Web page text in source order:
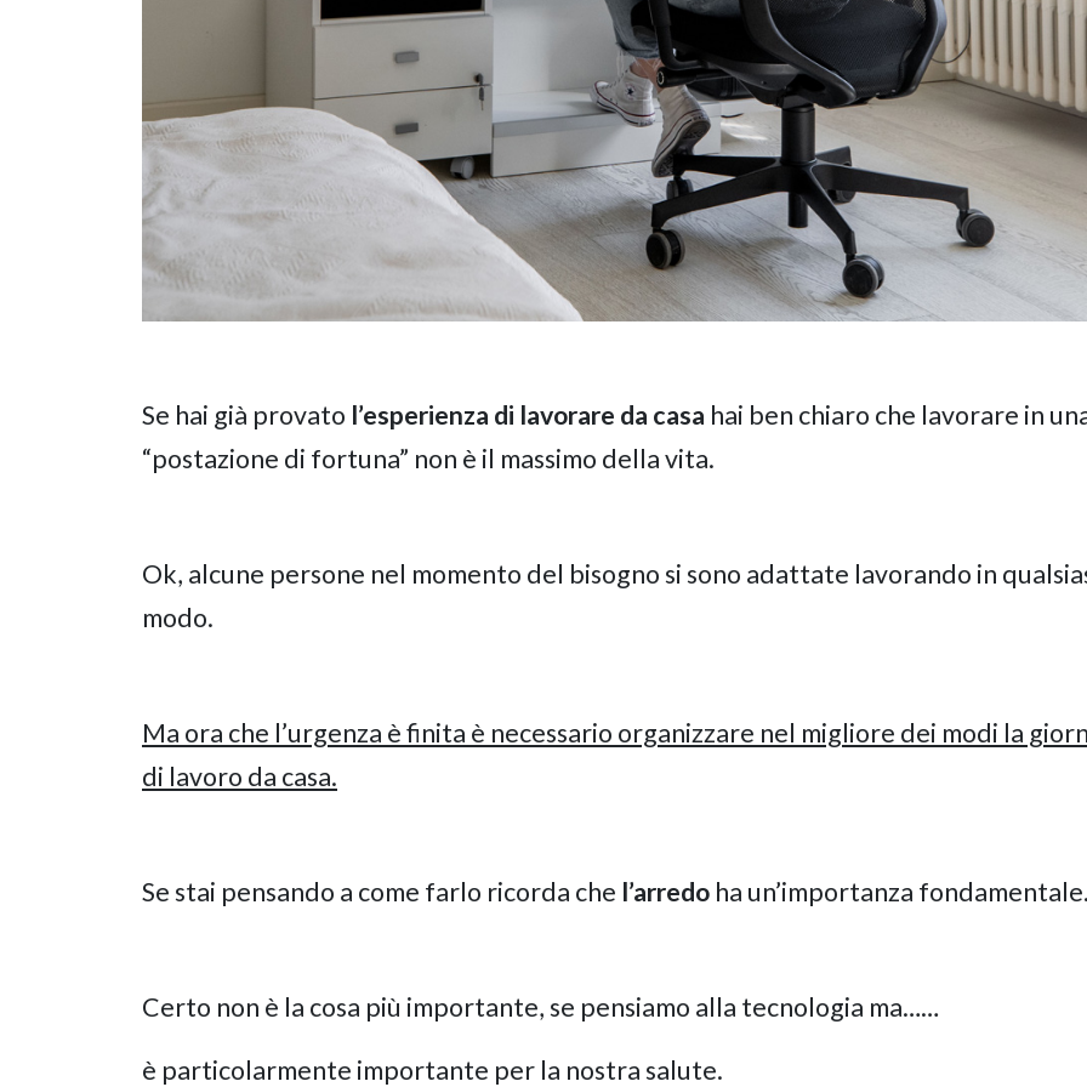
Se hai già provato l’esperienza di lavorare da casa hai ben chiaro che lavorare in
“postazione di fortuna” non è il massimo della vita.
Ok, alcune persone nel momento del bisogno si sono adattate lavorando in
modo.
Ma ora che l’urgenza è finita è necessario organizzare nel migliore dei modi la
di lavoro da casa.
Se stai pensando a come farlo ricorda che l’arredo ha un’importanza fondamentale.
Certo non è la cosa più importante, se pensiamo alla tecnologia ma……
è particolarmente importante per la nostra salute.